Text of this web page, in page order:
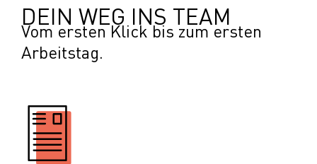
DEIN WEG INS TEAM
Vom ersten Klick bis zum ersten
Arbeitstag.